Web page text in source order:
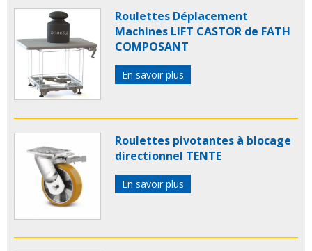
Roulettes Déplacement
Machines LIFT CASTOR de FATH
COMPOSANT
En savoir plus
Roulettes pivotantes à blocage
directionnel TENTE
En savoir plus